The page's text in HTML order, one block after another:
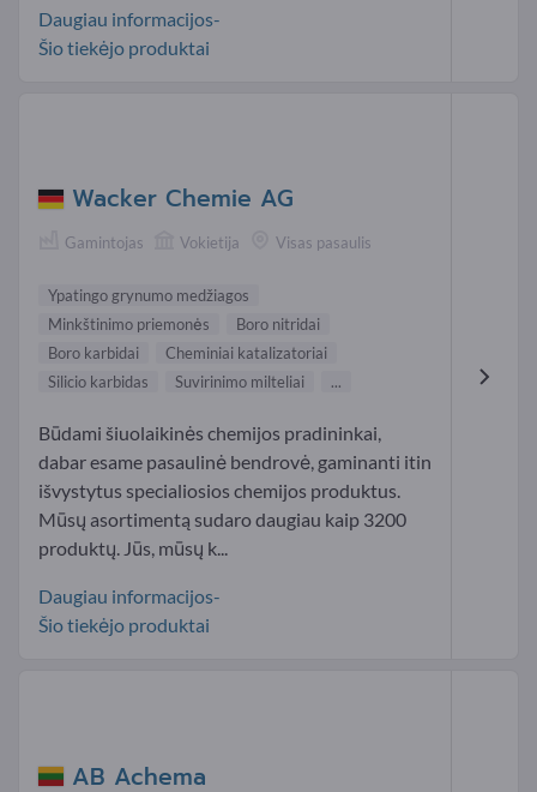
Daugiau informacijos-
Šio tiekėjo produktai
Wacker Chemie AG
Gamintojas Vokietija Visas pasaulis
Ypatingo grynumo medžiagos
Minkštinimo priemonės
Boro nitridai
Boro karbidai
Cheminiai katalizatoriai
Silicio karbidas
Suvirinimo milteliai ...
Būdami šiuolaikinės chemijos pradininkai,
dabar esame pasaulinė bendrovė, gaminanti itin
išvystytus specialiosios chemijos produktus.
Mūsų asortimentą sudaro daugiau kaip 3200
produktų. Jūs, mūsų k...
Daugiau informacijos-
Šio tiekėjo produktai
AB Achema